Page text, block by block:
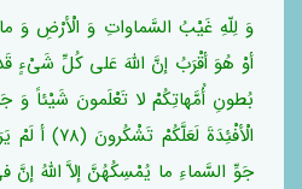
وَ لِلّهِ غَیْبُ السَّماواتِ وَ الْأرْضِ وَ ما
بُطونِ أُمَّهاتِکُمْ لا تَعْلَمونَ شَیْئاً وَ
الْأفْئِدَةَ
جَوِّ السَّماءِ ما یُمْسِکُهُنَّ إلاَّ اللّهُ